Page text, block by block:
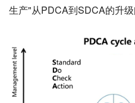
生产"从PDCA到SDCA的升级